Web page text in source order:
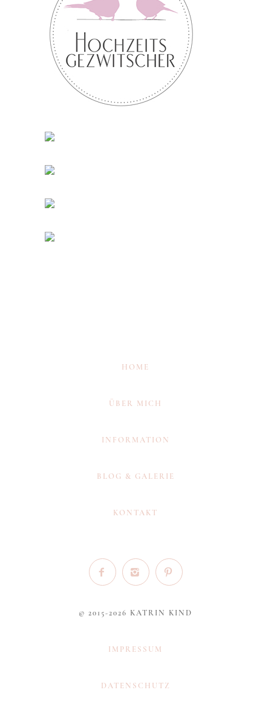
HOME
ÜBER MICH
INFORMATION
BLOG & GALERIE
KONTAKT
© 2015-2026 KATRIN KIND
IMPRESSUM
DATENSCHUTZ